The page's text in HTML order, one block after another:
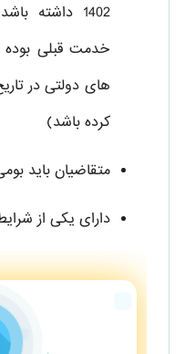
1402 داشته
خدمت قبلی بوده
های دولتی در
کرده باشد)
متقاضیان باید
دارای یکی از